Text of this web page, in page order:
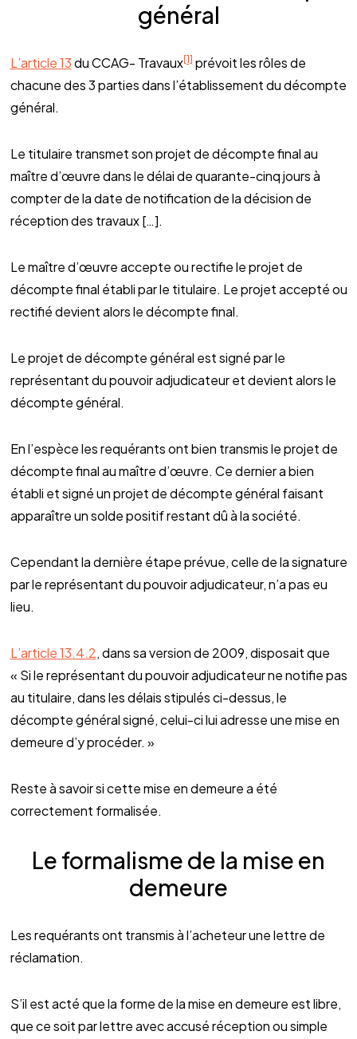
général
L’article 13du CCAG- Travaux[1]prévoit les rôles de
chacune des 3 parties dans l’établissement du décompte
général.
Le titulaire transmet son projet de décompte final au
maître d’œuvre dans le délai de quarante-cinq jours à
compter de la date de notification de la décision de
réception des travaux […].
Le maître d’œuvre accepte ou rectifie le projet de
décompte final établi par le titulaire. Le projet accepté ou
rectifié devient alors le décompte final.
Le projet de décompte général est signé par le
représentant du pouvoir adjudicateur et devient alors le
décompte général.
En l’espèce les requérants ont bien transmis le projet de
décompte final au maître d’œuvre. Ce dernier a bien
établi et signé un projet de décompte général faisant
apparaître un solde positif restant dû à la société.
Cependant la dernière étape prévue, celle de la signature
par le représentant du pouvoir adjudicateur, n’a pas eu
lieu.
L’article 13.4.2, dans sa version de 2009, disposait que
« Si le représentant du pouvoir adjudicateur ne notifie pas
au titulaire, dans les délais stipulés ci-dessus, le
décompte général signé, celui-ci lui adresse une mise en
demeure d’y procéder. »
Reste à savoir si cette mise en demeure a été
correctement formalisée.
Le formalisme de la mise en
demeure
Les requérants ont transmis à l’acheteur une lettre de
réclamation.
S’il est acté que la forme de la mise en demeure est libre,
que ce soit par lettre avec accusé réception ou simple